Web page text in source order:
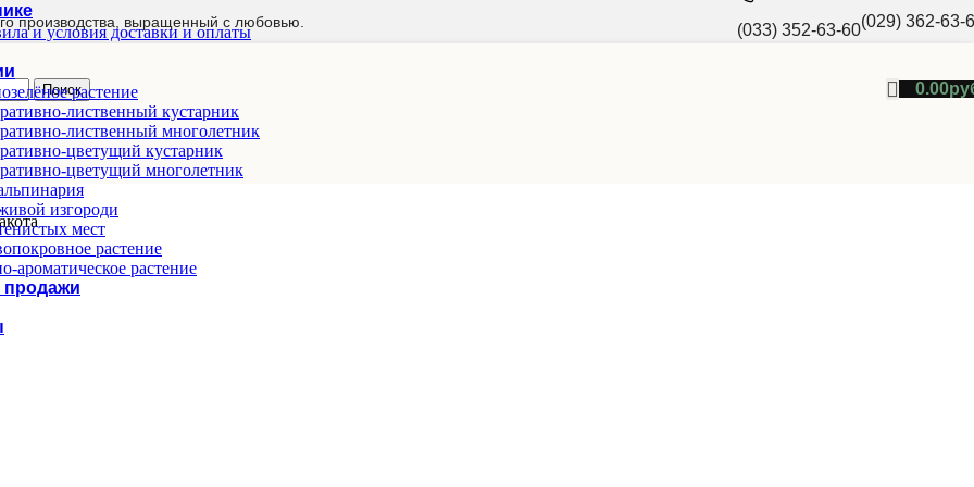
производства, выращенный с любовью. (033) 352-63-60(029) 362-63-
Поиск 0.00
и условия доставки и оплаты
растение
лиственный кустарник
лиственный многолетник
цветущий кустарник
цветущий многолетник
изгороди
мест
растение
ароматическое растение